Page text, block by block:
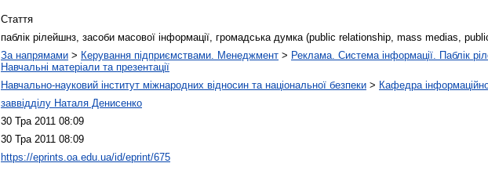
Стаття
паблік рілейшнз, засоби масової інформації, громадська думка (public relationship, mass medias,
За напрямами > Керування підприємствами. Менеджмент > Реклама. Система інформації. Паблік
Навчальні матеріали та презентації
Навчально-науковий інститут міжнародних відносин та національної безпеки > Кафедра
заввідділу Наталя Денисенко
30 Тра 2011 08:09
30 Тра 2011 08:09
https://eprints.oa.edu.ua/id/eprint/675